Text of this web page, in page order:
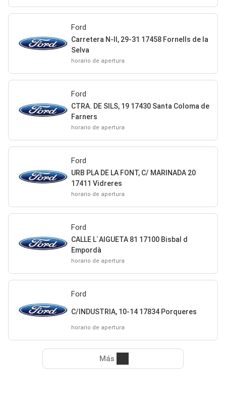
Ford
Carretera N-II, 29-31 17458 Fornells de la
Selva
horario de apertura
Ford
CTRA. DE SILS, 19 17430 Santa Coloma de
Farners
horario de apertura
Ford
URB PLA DE LA FONT, C/ MARINADA 20
17411 Vidreres
horario de apertura
Ford
CALLE L`AIGUETA 81 17100 Bisbal d
Empordà
horario de apertura
Ford
C/INDUSTRIA, 10-14 17834 Porqueres
horario de apertura
Más